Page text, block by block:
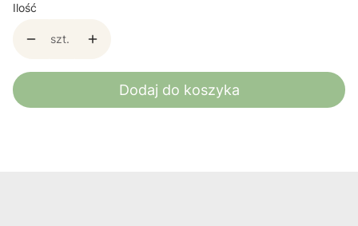
Ilość
szt.
Dodaj do koszyka